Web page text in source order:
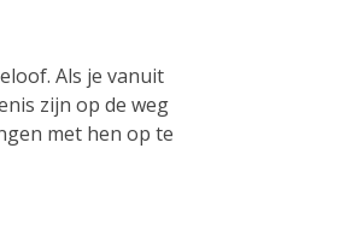
Als je vanuit
zijn op de weg
met hen op te